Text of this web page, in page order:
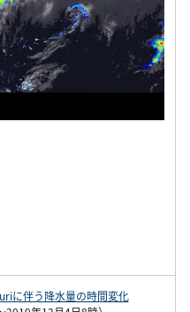
に伴う降水量の時間変化